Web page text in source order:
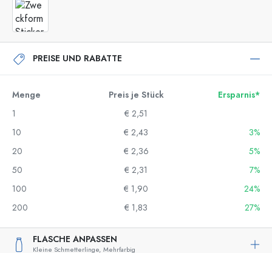
PREISE UND RABATTE
Menge Preis je Stück
Ersparnis*
1
€ 2,51
10
€ 2,43
3%
20
€ 2,36
5%
50
€ 2,31
7%
100
€ 1,90
24%
200
€ 1,83 27%
FLASCHE ANPASSEN
Kleine Schmetterlinge, Mehrfarbig